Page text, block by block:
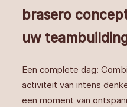
brasero
uw
Een complete dag:
activiteit van intens
een moment van